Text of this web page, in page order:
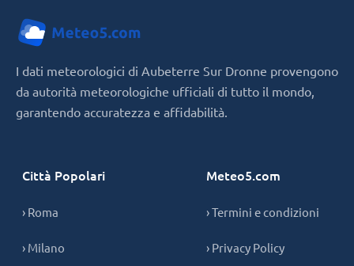
I dati meteorologici di Aubeterre Sur Dronne provengono
da autorità meteorologiche ufficiali di tutto il mondo,
garantendo accuratezza e affidabilità.
Città Popolari
› Roma
› Milano
Meteo5.com
› Termini e condizioni
› Privacy Policy